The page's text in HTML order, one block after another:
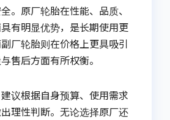
。原厂轮胎在性能、品质、
有明显优势，是长期使用更
厂轮胎则在价格上更具吸引
售后方面有所权衡。
议根据自身预算、使用需求
理性判断。无论选择原厂还